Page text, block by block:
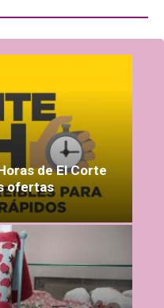
de El Corte
ofertas